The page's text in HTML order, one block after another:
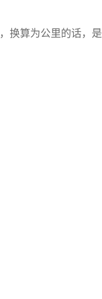
换算为公里的话，是